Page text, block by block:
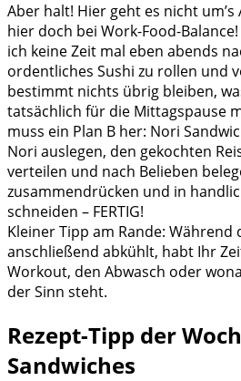
Aber halt! Hier geht es nicht
hier doch bei Work-Food-
ich keine Zeit mal eben abends
ordentliches Sushi zu rollen und
bestimmt nichts übrig bleiben,
tatsächlich für die Mittagspause
muss ein Plan B her: Nori
Nori auslegen, den gekochten
verteilen und nach Belieben
zusammendrücken und in
schneiden – FERTIG!
Kleiner Tipp am Rande: Während
anschließend abkühlt, habt Ihr
Workout, den Abwasch oder
der Sinn steht.
Rezept-Tipp der
Sandwiches